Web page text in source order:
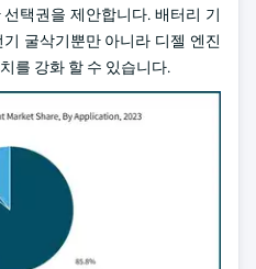
택권을 제안합니다. 배터리 기
굴삭기뿐만 아니라 디젤 엔진
를 강화 할 수 있습니다.